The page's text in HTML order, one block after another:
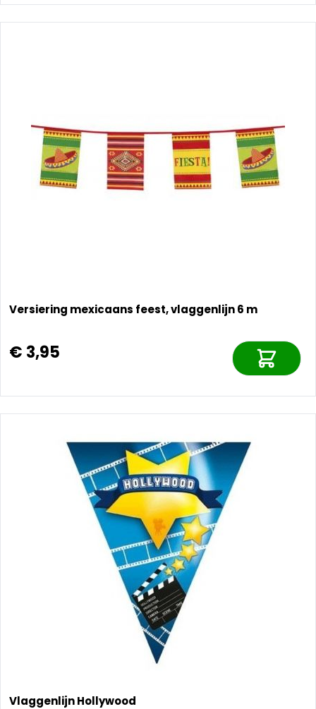
Versiering mexicaans feest, vlaggenlijn 6 m
€ 3,95
Vlaggenlijn Hollywood